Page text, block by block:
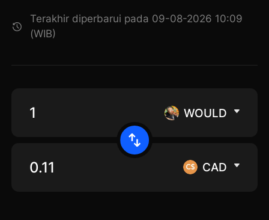
Terakhir diperbarui pada 09-08-2026 10:09
(WIB)
WOULD
CAD